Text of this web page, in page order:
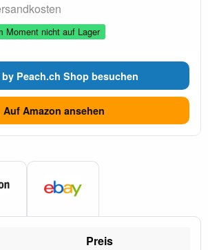
Moment nicht auf Lager
Peach.ch Shop besuchen
Auf Amazon ansehen
Preis